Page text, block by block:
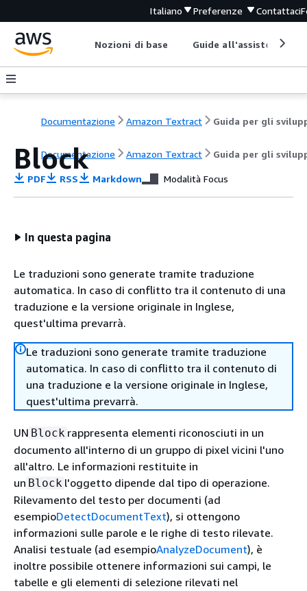
Italiano Preferenze Contattaci
Nozioni di base Guide all'assistenza
Documentazione Amazon Textract
Documentazione Amazon Textract Guida per gli
Block
PDF RSS Markdown Modalità Focus
In questa pagina
Le traduzioni sono generate tramite traduzione
automatica. In caso di conflitto tra il contenuto di una
traduzione e la versione originale in Inglese,
quest'ultima prevarrà.
Le traduzioni sono generate tramite traduzione
automatica. In caso di conflitto tra il contenuto di
una traduzione e la versione originale in Inglese,
quest'ultima prevarrà.
UN Block rappresenta elementi riconosciuti in un
documento all'interno di un gruppo di pixel vicini l'uno
all'altro. Le informazioni restituite in
un Block l'oggetto dipende dal tipo di operazione.
Rilevamento del testo per documenti (ad
esempioDetectDocumentText), si ottengono
informazioni sulle parole e le righe di testo rilevate.
Analisi testuale (ad esempioAnalyzeDocument), è
inoltre possibile ottenere informazioni sui campi, le
tabelle e gli elementi di selezione rilevati nel